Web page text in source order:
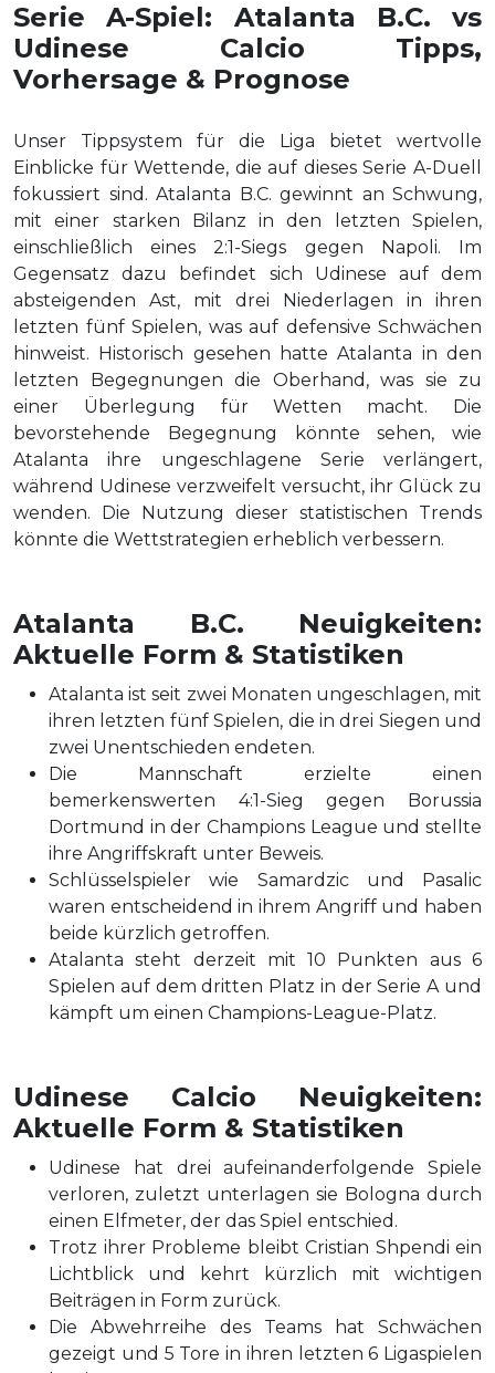
Serie A-Spiel: Atalanta B.C. vs
Udinese Calcio Tipps,
Vorhersage & Prognose
Unser Tippsystem für die Liga bietet wertvolle
Einblicke für Wettende, die auf dieses Serie A-Duell
fokussiert sind. Atalanta B.C. gewinnt an Schwung,
mit einer starken Bilanz in den letzten Spielen,
einschließlich eines 2:1-Siegs gegen Napoli. Im
Gegensatz dazu befindet sich Udinese auf dem
absteigenden Ast, mit drei Niederlagen in ihren
letzten fünf Spielen, was auf defensive Schwächen
hinweist. Historisch gesehen hatte Atalanta in den
letzten Begegnungen die Oberhand, was sie zu
einer Überlegung für Wetten macht. Die
bevorstehende Begegnung könnte sehen, wie
Atalanta ihre ungeschlagene Serie verlängert,
während Udinese verzweifelt versucht, ihr Glück zu
wenden. Die Nutzung dieser statistischen Trends
könnte die Wettstrategien erheblich verbessern.
Atalanta B.C. Neuigkeiten:
Aktuelle Form & Statistiken
Atalanta ist seit zwei Monaten ungeschlagen, mit
ihren letzten fünf Spielen, die in drei Siegen und
zwei Unentschieden endeten.
Die Mannschaft erzielte einen
bemerkenswerten 4:1-Sieg gegen Borussia
Dortmund in der Champions League und stellte
ihre Angriffskraft unter Beweis.
Schlüsselspieler wie Samardzic und Pasalic
waren entscheidend in ihrem Angriff und haben
beide kürzlich getroffen.
Atalanta steht derzeit mit 10 Punkten aus 6
Spielen auf dem dritten Platz in der Serie A und
kämpft um einen Champions-League-Platz.
Udinese Calcio Neuigkeiten:
Aktuelle Form & Statistiken
Udinese hat drei aufeinanderfolgende Spiele
verloren, zuletzt unterlagen sie Bologna durch
einen Elfmeter, der das Spiel entschied.
Trotz ihrer Probleme bleibt Cristian Shpendi ein
Lichtblick und kehrt kürzlich mit wichtigen
Beiträgen in Form zurück.
Die Abwehrreihe des Teams hat Schwächen
gezeigt und 5 Tore in ihren letzten 6 Ligaspielen